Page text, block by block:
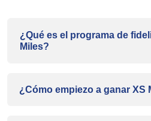
¿Qué es el programa de
Miles?
¿Cómo empiezo a ganar XS